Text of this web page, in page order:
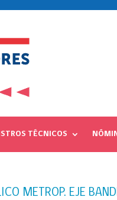
TÉCNICOS
METROP. EJE